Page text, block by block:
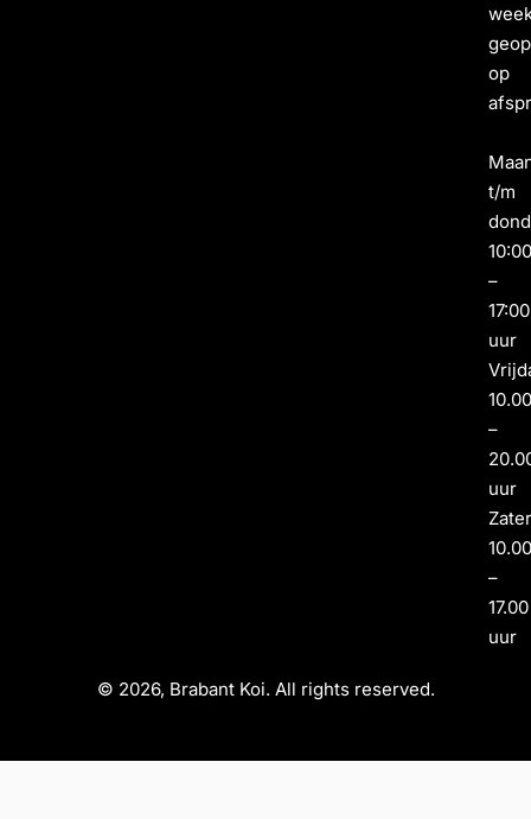
op
t/m
–
17:00
uur
–
uur
–
17.00
uur
© 2026, Brabant Koi. All rights reserved.